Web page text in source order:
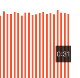
0:31